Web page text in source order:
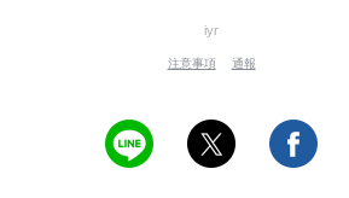
iyr
注意事項 通報